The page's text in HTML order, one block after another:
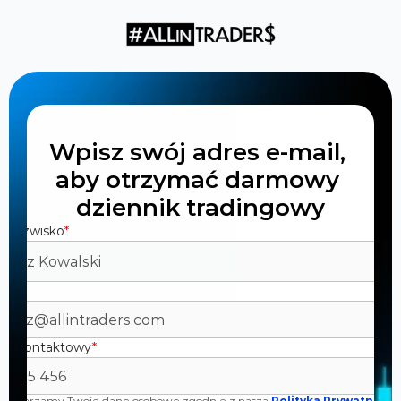
Wpisz swój adres e-mail,
aby otrzymać darmowy
dziennik tradingowy
nazwisko*
kontaktowy*